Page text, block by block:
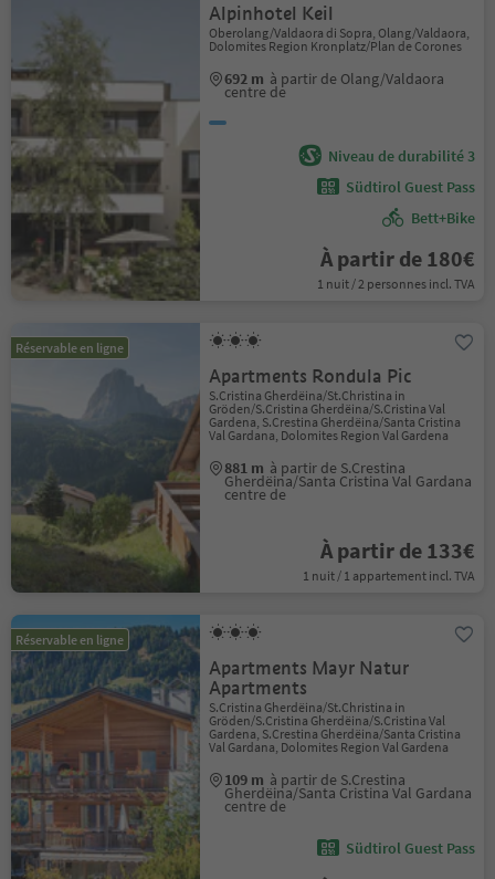
Alpinhotel Keil
Oberolang/Valdaora di Sopra, Olang/Valdaora,
Dolomites Region Kronplatz/Plan de Corones
692 m à partir de Olang/Valdaora
centre de
Niveau de durabilité 3
Südtirol Guest Pass
Bett+Bike
À partir de 180€
1 nuit / 2 personnes incl. TVA
Réservable en ligne
Apartments Rondula Pic
S.Cristina Gherdëina/St.Christina in
Gröden/S.Cristina Gherdëina/S.Cristina Val
Gardena, S.Crestina Gherdëina/Santa Cristina
Val Gardana, Dolomites Region Val Gardena
881 m à partir de S.Crestina
Gherdëina/Santa Cristina Val Gardana
centre de
À partir de 133€
1 nuit / 1 appartement incl. TVA
Réservable en ligne
Apartments Mayr Natur
Apartments
S.Cristina Gherdëina/St.Christina in
Gröden/S.Cristina Gherdëina/S.Cristina Val
Gardena, S.Crestina Gherdëina/Santa Cristina
Val Gardana, Dolomites Region Val Gardena
109 m à partir de S.Crestina
Gherdëina/Santa Cristina Val Gardana
centre de
Südtirol Guest Pass